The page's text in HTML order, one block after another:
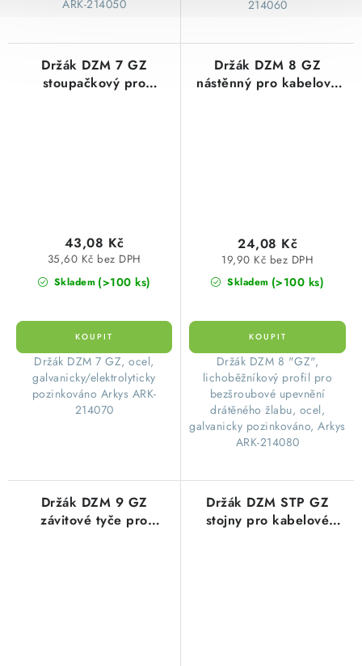
ARK-214050
214060
Držák DZM 7 GZ
stoupačkový pro
Skladem (>100 ks)
35,60 Kč bez DPH
43,08 Kč
Držák DZM 7 GZ, ocel,
galvanicky/elektrolyticky
pozinkováno Arkys ARK-
214070
Držák DZM 8 GZ
nástěnný pro kabelové
Skladem (>100 ks)
19,90 Kč bez DPH
24,08 Kč
Držák DZM 8 "GZ",
lichoběžníkový profil pro
bezšroubové upevnění
drátěného žlabu, ocel,
galvanicky pozinkováno, Arkys
ARK-214080
Držák DZM 9 GZ
závitové tyče pro
Držák DZM STP GZ
stojny pro kabelové